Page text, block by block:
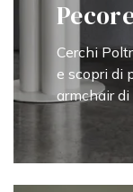
Cerchi
e scopri di
armchair